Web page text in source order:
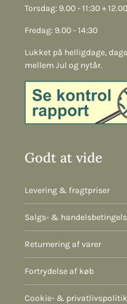
Torsdag: 9.00 - 11:30 +
Fredag: 9.00 - 14:30
Lukket på helligdage,
mellem Jul og nytår.
Godt at vide
Levering & fragtpriser
Salgs- &
Returnering af varer
Fortrydelse af køb
Cookie- & privatlivspolitik